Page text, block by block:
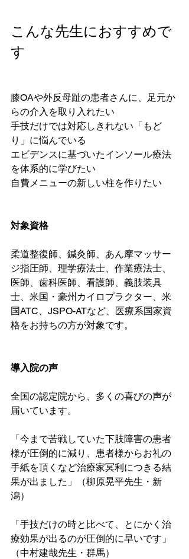
こんな先生におすすめで
す
膝OAや外反母趾の患者さんに、足元か
らの介入を取り入れたい
手技だけでは対応しきれない「もど
り」に悩んでいる
エビデンスに基づいたインソール療法
を体系的に学びたい
自費メニューの新しい柱を作りたい
対象資格
柔道整復師、鍼灸師、あん摩マッサー
ジ指圧師、理学療法士、作業療法士、
医師、歯科医師、看護師、義肢装具
士、米国・豪州カイロプラクター、米
国ATC、JSPO-ATなど、医療系国家資
格をお持ちの方が対象です。
導入院の声
全国の認定院から、多くの喜びの声が
届いています。
「今まで苦戦していた下肢障害の患者
様が圧倒的に減り、患者様からお礼の
手紙を頂くなど治療家冥利につきる結
果が出ました」（柳原晃平先生・新
潟）
「手技だけの時と比べて、とにかく治
療効果が出るのが圧倒的に早いです」
（中村建哉先生・群馬）